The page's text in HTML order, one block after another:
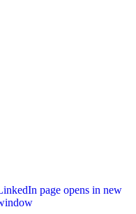
page opens in new